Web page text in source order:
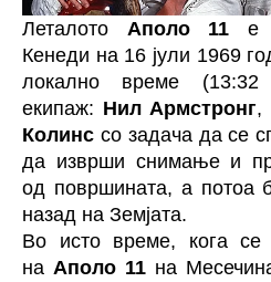
Леталото Аполо 11 е
Кенеди на 16 јули 1969
локално време
екипаж: Нил Армстронг,
Колинс со задача да се
да изврши снимање и
од површината, а потоа
назад на Земјата.
Во исто време, кога се
на Аполо 11 на